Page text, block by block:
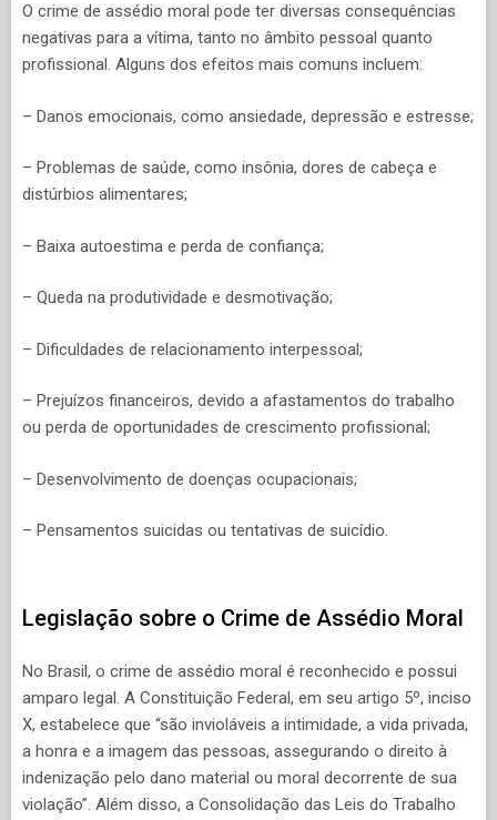
O crime de assédio moral pode ter diversas consequências
negativas para a vítima, tanto no âmbito pessoal quanto
profissional. Alguns dos efeitos mais comuns incluem:
– Danos emocionais, como ansiedade, depressão e estresse;
– Problemas de saúde, como insônia, dores de cabeça e
distúrbios alimentares;
– Baixa autoestima e perda de confiança;
– Queda na produtividade e desmotivação;
– Dificuldades de relacionamento interpessoal;
– Prejuízos financeiros, devido a afastamentos do trabalho
ou perda de oportunidades de crescimento profissional;
– Desenvolvimento de doenças ocupacionais;
– Pensamentos suicidas ou tentativas de suicídio.
Legislação sobre o Crime de Assédio Moral
No Brasil, o crime de assédio moral é reconhecido e possui
amparo legal. A Constituição Federal, em seu artigo 5º, inciso
X, estabelece que “são invioláveis a intimidade, a vida privada,
a honra e a imagem das pessoas, assegurando o direito à
indenização pelo dano material ou moral decorrente de sua
violação”. Além disso, a Consolidação das Leis do Trabalho